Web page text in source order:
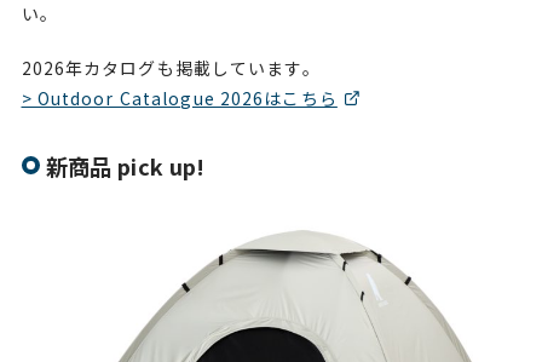
い。
2026年カタログも掲載しています。
> Outdoor Catalogue 2026はこちら
新商品 pick up!